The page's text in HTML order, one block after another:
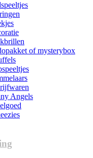
of mysterybox
Angels